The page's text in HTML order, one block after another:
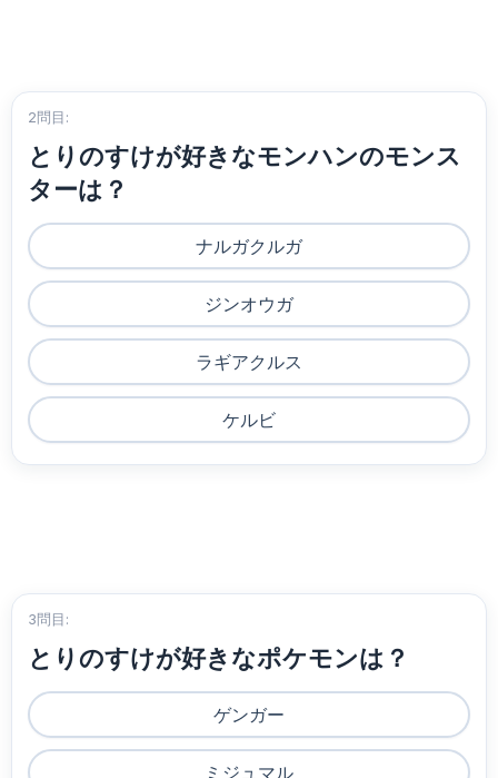
2問目:
とりのすけが好きなモンハンのモンス
ターは？
ナルガクルガ
ジンオウガ
ラギアクルス
ケルビ
3問目:
とりのすけが好きなポケモンは？
ゲンガー
ミジュマル